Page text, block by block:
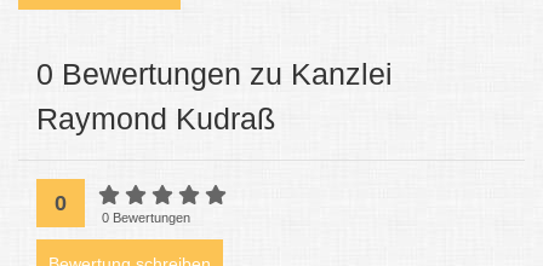
0 Bewertungen zu Kanzlei
Raymond Kudraß
0
0 Bewertungen